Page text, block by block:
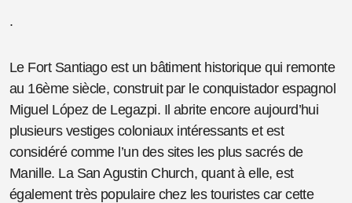
.
Le Fort Santiago est un bâtiment historique qui remonte
au 16ème siècle, construit par le conquistador espagnol
Miguel López de Legazpi. Il abrite encore aujourd’hui
plusieurs vestiges coloniaux intéressants et est
considéré comme l’un des sites les plus sacrés de
Manille. La San Agustin Church, quant à elle, est
également très populaire chez les touristes car cette